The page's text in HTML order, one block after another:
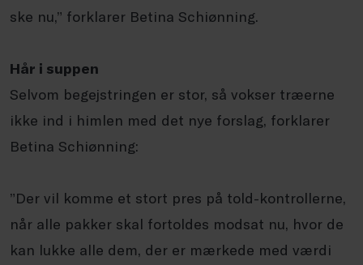
ske nu,” forklarer Betina Schiønning.
Hår i suppen
Selvom begejstringen er stor, så vokser træerne
ikke ind i himlen med det nye forslag, forklarer
Betina Schiønning:
”Der vil komme et stort pres på told-kontrollerne,
når alle pakker skal fortoldes modsat nu, hvor de
kan lukke alle dem, der er mærkede med værdi